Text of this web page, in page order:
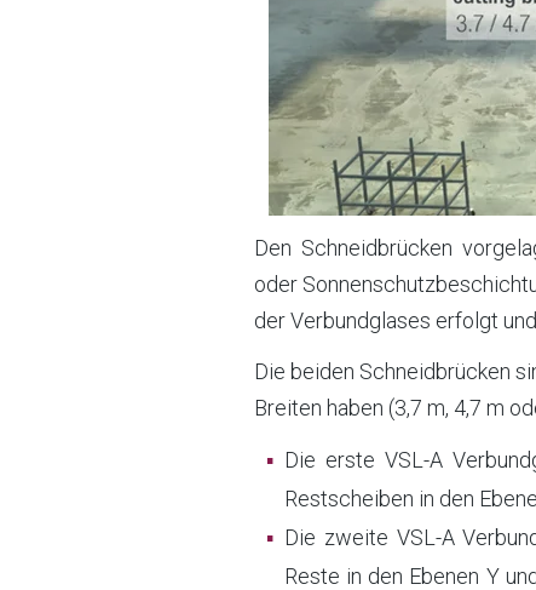
Den Schneidbrücken
oder
der Verbundglases erfolgt
Die beiden Schneidbrücken
Breiten haben (3,7 m, 4,7 m
Die erste VSL-A
Restscheiben in den
Die zweite VSL-A
Reste in den Ebenen Y